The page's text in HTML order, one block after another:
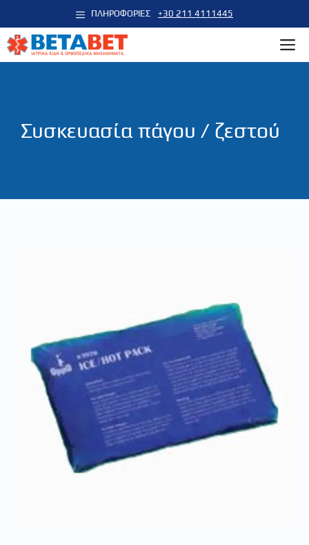
σε
περιεχόμενο
+30 211 4111445
ΠΛΗΡΟΦΟΡΙΕΣ
Συσκευασία πάγου / ζεστού